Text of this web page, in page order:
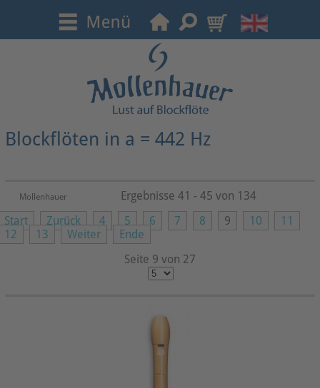
Blockflöten in a = 442 Hz
Mollenhauer
Start Zurück 4 5 6 7 8 9 10
11
12
13 Weiter
Ende
Seite 9 von 27
Ergebnisse 41 - 45 von 134